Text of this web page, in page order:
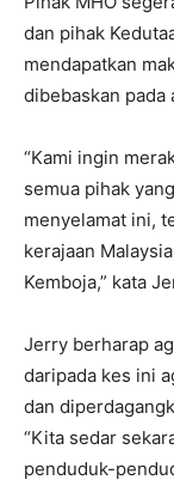
dan pihak
mendapatkan
dibebaskan pada
“Kami ingin
semua pihak
menyelamat ini,
kerajaan
Kemboja,” kata
Jerry berharap
daripada kes ini
dan
“Kita sedar
penduduk-